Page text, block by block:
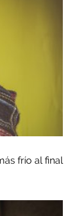
frío al final